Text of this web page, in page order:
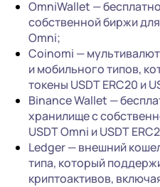
OmniWallet —
собственной биржи
Omni;
Coinomi —
и мобильного типов,
токены USDT ERC20 и
Binance Wallet —
хранилище с
USDT Omni и USDT
Ledger — внешний
типа, который
криптоактивов,